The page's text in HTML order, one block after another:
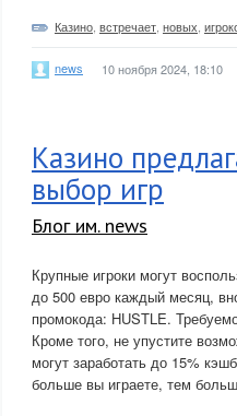
Казино встречает новых
news 10 ноября 2024, 18:10
Казино
выбор игр
Блог им. news
Крупные игроки могут
до 500 евро каждый месяц,
промокода: HUSTLE.
Кроме того, не упустите
могут заработать до 15%
больше вы играете, тем